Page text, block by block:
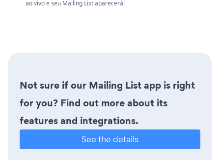
ao vivo e seu Mailing List aparecerá!
Not sure if our Mailing List app is right
for you? Find out more about its
features and integrations.
See the details